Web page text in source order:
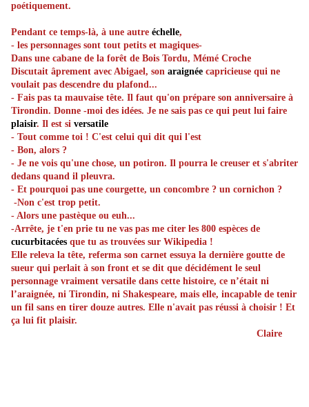
poétiquement.
Pendant ce temps-là, à une autre échelle,
- les personnages sont tout petits et magiques-
Dans une cabane de la forêt de Bois Tordu, Mémé Croche
Discutait âprement avec Abigael, son araignée capricieuse qui ne
voulait pas descendre du plafond...
- Fais pas ta mauvaise tête. Il faut qu'on prépare son anniversaire à
Tirondin. Donne -moi des idées. Je ne sais pas ce qui peut lui faire
plaisir. Il est si versatile
- Tout comme toi ! C'est celui qui dit qui l'est
- Bon, alors ?
- Je ne vois qu'une chose, un potiron. Il pourra le creuser et s'abriter
dedans quand il pleuvra.
- Et pourquoi pas une courgette, un concombre ? un cornichon ?
-Non c'est trop petit.
- Alors une pastèque ou euh...
-Arrête, je t'en prie tu ne vas pas me citer les 800 espèces de
cucurbitacées que tu as trouvées sur Wikipedia !
Elle releva la tête, referma son carnet essuya la dernière goutte de
sueur qui perlait à son front et se dit que décidément le seul
personnage vraiment versatile dans cette histoire, ce n’était ni
l’araignée, ni Tirondin, ni Shakespeare, mais elle, incapable de tenir
un fil sans en tirer douze autres. Elle n'avait pas réussi à choisir ! Et
ça lui fit plaisir.
Claire